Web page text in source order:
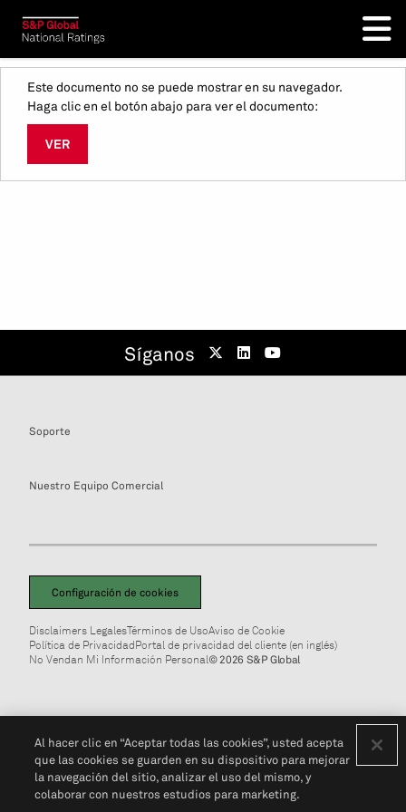
Este documento no se puede mostrar en su navegador.
Haga clic en el botón abajo para ver el documento:
VER
Síganos
Soporte
Nuestro Equipo Comercial
Configuración de cookies
Disclaimers LegalesTérminos de UsoAviso de Cookie
Política de PrivacidadPortal de privacidad del cliente (en inglés)
No Vendan Mi Información Personal© 2026 S&P Global
Al hacer clic en “Aceptar todas las cookies”, usted acepta
que las cookies se guarden en su dispositivo para mejorar
la navegación del sitio, analizar el uso del mismo, y
colaborar con nuestros estudios para marketing.